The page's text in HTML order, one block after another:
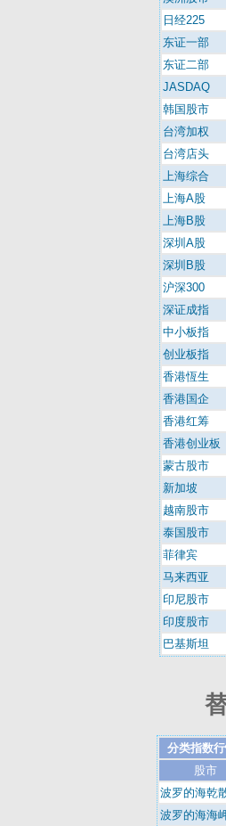
日经225
东证一部
东证二部
JASDAQ
韩国股市
台湾加权
台湾店头
上海综合
上海A股
上海B股
深圳A股
深圳B股
沪深300
深证成指
中小板指
创业板指
香港恆生
香港国企
香港红筹
香港创业板
蒙古股市
新加坡
越南股市
泰国股市
菲律宾
马来西亚
印尼股市
印度股市
巴基斯坦
分类指数
股市
波罗的海乾
波罗的海海